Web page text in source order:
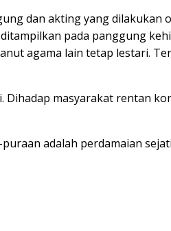
dan akting yang dilakukan
pada panggung
agama lain tetap lestari.
masyarakat rentan
adalah perdamaian